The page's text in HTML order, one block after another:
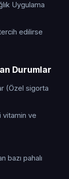
Uygulama
edilirse
Durumlar
(Özel sigorta
vitamin ve
bazı pahalı